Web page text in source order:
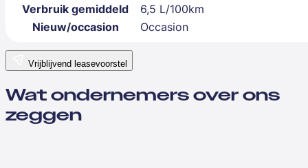
Verbruik gemiddeld
6,5 L/100km
Nieuw/occasion
Occasion
Vrijblijvend leasevoorstel
Wat ondernemers over ons
zeggen